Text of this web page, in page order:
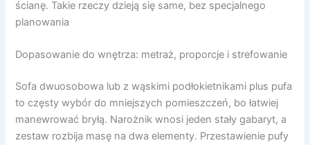
ścianę. Takie rzeczy dzieją się same, bez specjalnego
planowania
Dopasowanie do wnętrza: metraż, proporcje i strefowanie
Sofa dwuosobowa lub z wąskimi podłokietnikami plus pufa
to częsty wybór do mniejszych pomieszczeń, bo łatwiej
manewrować bryłą. Narożnik wnosi jeden stały gabaryt, a
zestaw rozbija masę na dwa elementy. Przestawienie pufy